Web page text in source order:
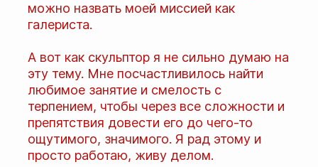
можно назвать моей миссией как
галериста.
А вот как скульптор я не сильно думаю на
эту тему. Мне посчастливилось найти
любимое занятие и смелость с
терпением, чтобы через все сложности и
препятствия довести его до чего-то
ощутимого, значимого. Я рад этому и
просто работаю, живу делом.